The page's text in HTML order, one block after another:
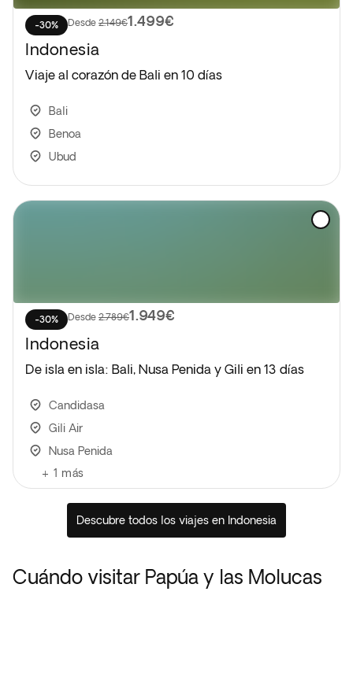
-30% Desde 2.149€1.499€
Indonesia
Viaje al corazón de Bali en 10 días
Bali
Benoa
Ubud
-30% Desde 2.789€1.949€
Indonesia
De isla en isla: Bali, Nusa Penida y Gili en 13 días
Candidasa
Gili Air
Nusa Penida
+ 1 más
Descubre todos los viajes en Indonesia
Cuándo visitar Papúa y las Molucas